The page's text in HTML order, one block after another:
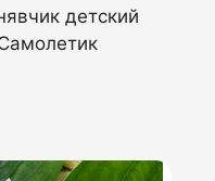
детский